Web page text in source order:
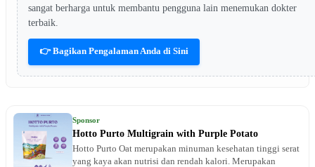
sangat berharga untuk membantu pengguna lain menemukan dokter
terbaik.
👉 Bagikan Pengalaman Anda di Sini
Sponsor
Hotto Purto Multigrain with Purple Potato
Hotto Purto Oat merupakan minuman kesehatan tinggi serat
yang kaya akan nutrisi dan rendah kalori. Merupakan